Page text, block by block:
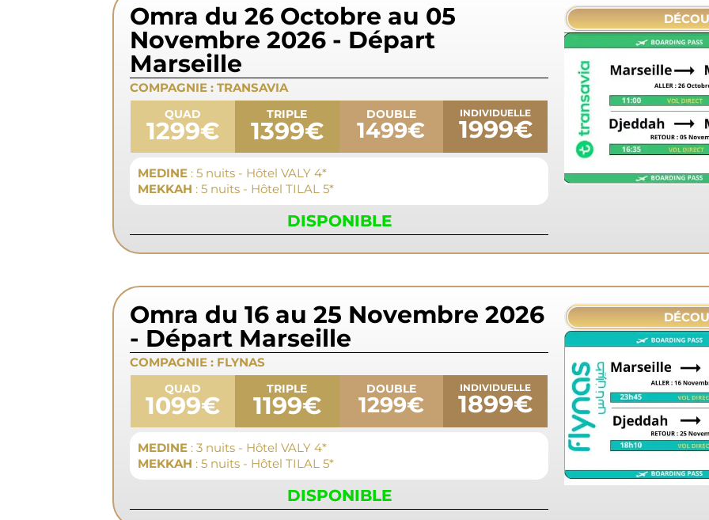
Omra du 26 Octobre au 05
Novembre 2026 - Départ
Marseille
COMPAGNIE : TRANSAVIA
QUAD
1299€
TRIPLE
1399€
DOUBLE
1499€
INDIVIDUELLE
1999€
MEDINE : 5 nuits - Hôtel VALY 4*
MEKKAH : 5 nuits - Hôtel TILAL 5*
DISPONIBLE
Omra du 16 au 25 Novembre 2026
- Départ Marseille
COMPAGNIE : FLYNAS
QUAD
1099€
TRIPLE
1199€
DOUBLE
1299€
INDIVIDUELLE
1899€
MEDINE : 3 nuits - Hôtel VALY 4*
MEKKAH : 5 nuits - Hôtel TILAL 5*
DISPONIBLE